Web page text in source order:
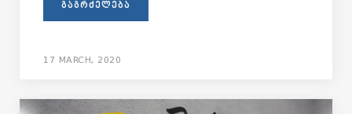
ᲒᲐᲒᲠᲫᲔᲚᲔᲑᲐ
17 MARCH, 2020